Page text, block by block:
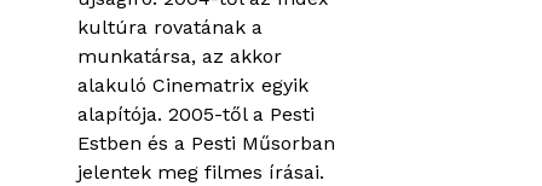
kultúra rovatának a
munkatársa, az akkor
alakuló Cinematrix egyik
alapítója. 2005-től a Pesti
Estben és a Pesti Műsorban
jelentek meg filmes írásai.